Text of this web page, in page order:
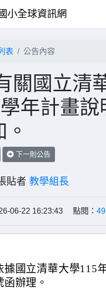
小全球資訊網
表 公告內容
關國立清
年計畫
下一則公告
貼者 教學組長
06-22 16:23:43 點閱： 49
據國立清華大學115
函辦理。